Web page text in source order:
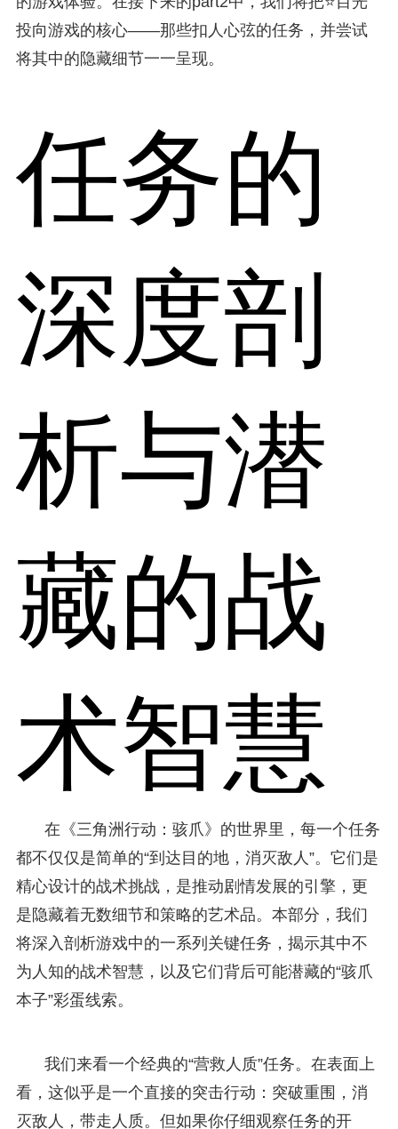
投向游戏的核心——那些扣人心弦的任务，并尝试
将其中的隐藏细节一一呈现。
任务的
深度剖
析与潜
藏的战
术智慧
在《三角洲行动：骇爪》的世界里，每一个任务
都不仅仅是简单的“到达目的地，消灭敌人”。它们是
精心设计的战术挑战，是推动剧情发展的引擎，更
是隐藏着无数细节和策略的艺术品。本部分，我们
将深入剖析游戏中的一系列关键任务，揭示其中不
为人知的战术智慧，以及它们背后可能潜藏的“骇爪
本子”彩蛋线索。
我们来看一个经典的“营救人质”任务。在表面上
看，这似乎是一个直接的突击行动：突破重围，消
灭敌人，带走人质。但如果你仔细观察任务的开